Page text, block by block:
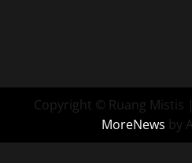
Copyright © Ruang Mistis
MoreNews by